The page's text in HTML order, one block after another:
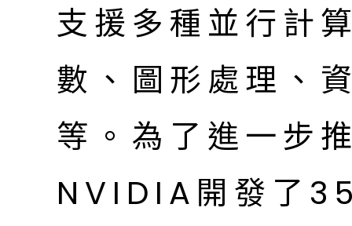
支援多種並行計
數、圖形處理、
等。為了進一步
NVIDIA開發了